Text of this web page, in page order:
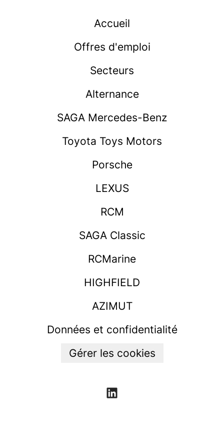
Accueil
Offres d'emploi
Secteurs
Alternance
SAGA Mercedes-Benz
Toyota Toys Motors
Porsche
LEXUS
RCM
SAGA Classic
RCMarine
HIGHFIELD
AZIMUT
Données et confidentialité
Gérer les cookies